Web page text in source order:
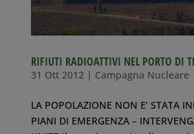
RIFIUTI RADIOATTIVI NEL PORTO DI
31 Ott 2012| Campagna Nucleare
LA POPOLAZIONE NON E’ STATA
PIANI DI EMERGENZA –